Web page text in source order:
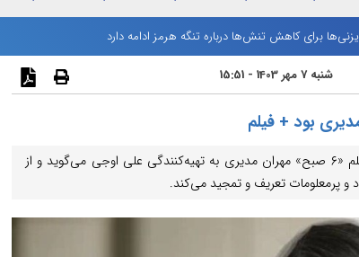
برای کاهش تنش‌ها درباره تنگه هرمز ادامه دارد
مردادماه آغاز شد؛ زمان‌بندی جدید و تغییر فاصله واریز اعتبار خانوارها
شنبه 7 مهر 1403 - 15:51
بود + فیلم
در این ویدیو سمیرا حسن‌پور از فرآیند دعوت شدنش به فیلم «۶ صبح» مهران مدیری به تهیه‌کنندگی علی اوجی می‌گوید و از
و پرمعلومات تعریف و تمجید می‌کند.